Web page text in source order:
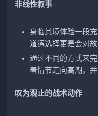
非线性叙事
身临其境体验一段
道德选择更是会对
通过不同的方式来
着情节走向高潮，
叹为观止的战术动作